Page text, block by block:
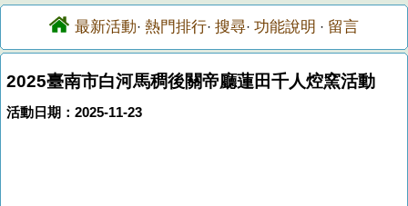
最新活動· 熱門排行· 搜尋· 功能說明 · 留言
2025臺南市白河馬稠後關帝廳蓮田千人焢窯活動
活動日期：2025-11-23